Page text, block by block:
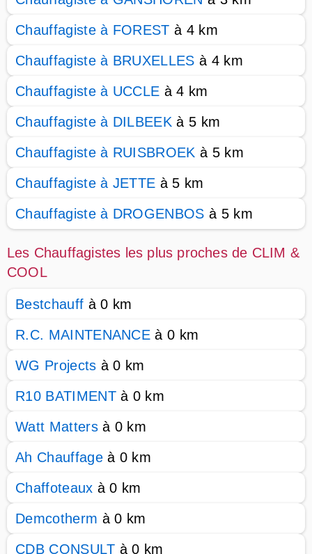
Chauffagiste à FOREST à 4 km
Chauffagiste à BRUXELLES à 4 km
Chauffagiste à UCCLE à 4 km
Chauffagiste à DILBEEK à 5 km
Chauffagiste à RUISBROEK à 5 km
Chauffagiste à JETTE à 5 km
Chauffagiste à DROGENBOS à 5 km
Les Chauffagistes les plus proches de CLIM &
COOL
Bestchauff à 0 km
R.C. MAINTENANCE à 0 km
WG Projects à 0 km
R10 BATIMENTà 0 km
Watt Mattersà 0 km
Ah Chauffageà 0 km
Chaffoteaux à 0 km
Demcotherm à 0 km
CDB CONSULT à 0 km